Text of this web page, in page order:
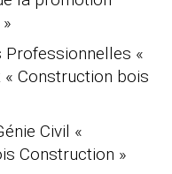
Professionnelles «
Construction bois
Civil «
Construction »